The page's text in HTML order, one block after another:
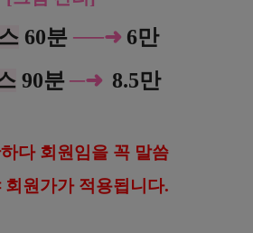
60분 ──➜ 6만
90분 ─➜ 8.5만
다 회원임을 꼭 말씀
회원가가 적용됩니다.